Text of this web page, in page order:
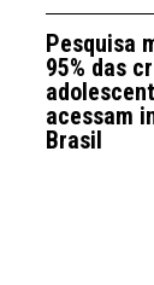
Pesquisa
95% das
acessam
Brasil